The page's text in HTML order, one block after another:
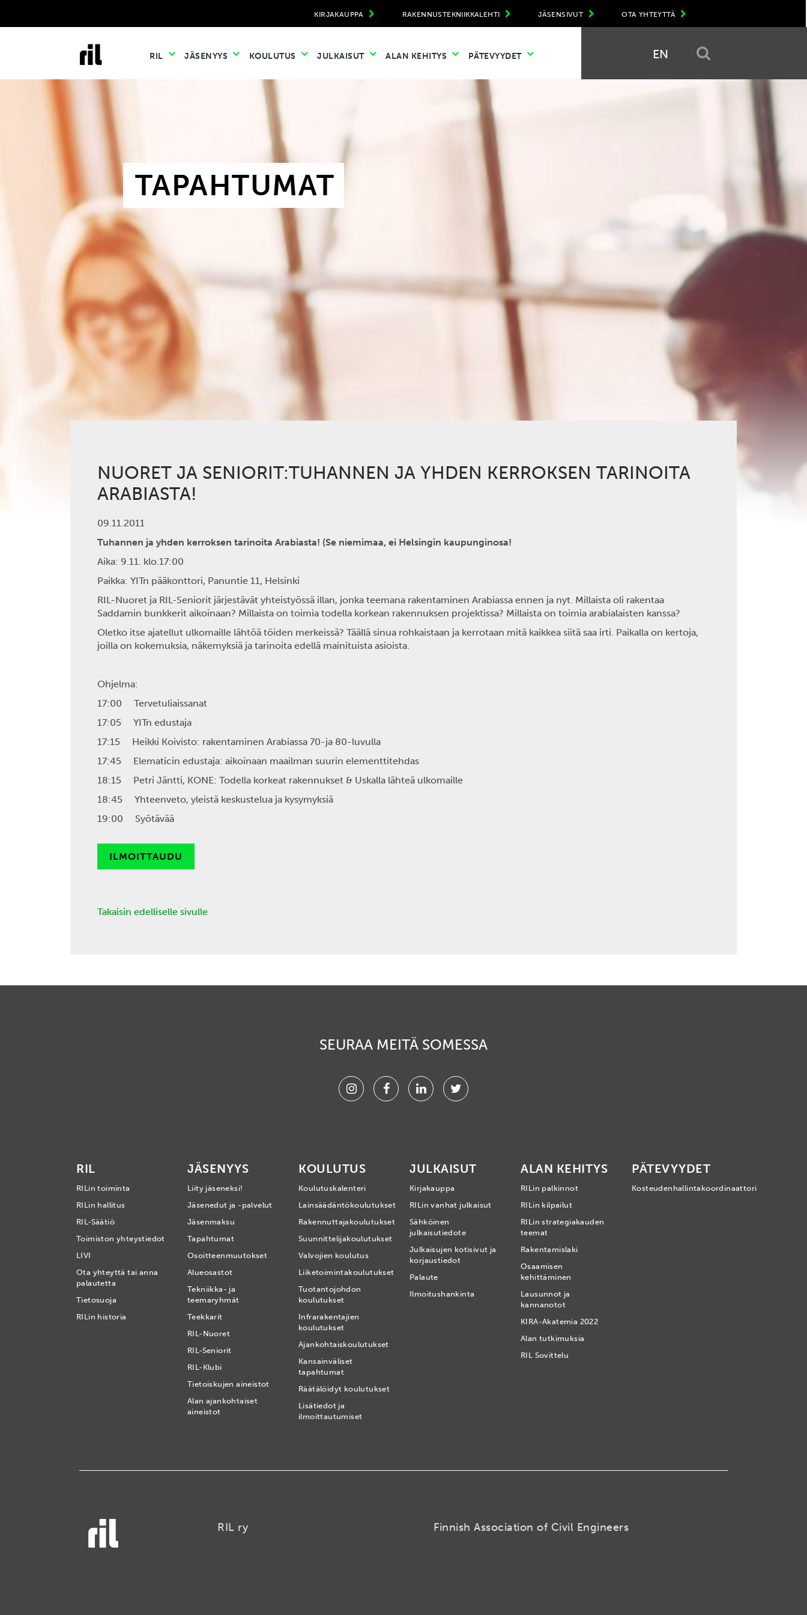
OTA YHTEYTTÄ
JÄSENSIVUT
RAKENNUSTEKNIIKKALEHTI
KIRJAKAUPPA
RIL JÄSENYYS KOULUTUS JULKAISUT ALAN KEHITYS PÄTEVYYDET EN
TAPAHTUMAT
NUORET JA SENIORIT:TUHANNEN JA YHDEN KERROKSEN TARINOITA
ARABIASTA!
09.11.2011
Tuhannen ja yhden kerroksen tarinoita Arabiasta! (Se niemimaa, ei Helsingin kaupunginosa!
Aika: 9.11. klo.17:00
Paikka: YITn pääkonttori, Panuntie 11, Helsinki
RIL-Nuoret ja RIL-Seniorit järjestävät yhteistyössä illan, jonka teemana rakentaminen Arabiassa ennen ja nyt. Millaista oli rakentaa
Saddamin bunkkerit aikoinaan? Millaista on toimia todella korkean rakennuksen projektissa? Millaista on toimia arabialaisten kanssa?
Oletko itse ajatellut ulkomaille lähtöä töiden merkeissä? Täällä sinua rohkaistaan ja kerrotaan mitä kaikkea siitä saa irti. Paikalla on kertoja,
joilla on kokemuksia, näkemyksiä ja tarinoita edellä mainituista asioista.
Ohjelma:
17:00 Tervetuliaissanat
17:05 YITn edustaja
17:15 Heikki Koivisto: rakentaminen Arabiassa 70-ja 80-luvulla
17:45 Elematicin edustaja: aikoinaan maailman suurin elementtitehdas
18:15 Petri Jäntti, KONE: Todella korkeat rakennukset & Uskalla lähteä ulkomaille
18:45 Yhteenveto, yleistä keskustelua ja kysymyksiä
19:00 Syötävää
ILMOITTAUDU
Takaisin edelliselle sivulle
SEURAA MEITÄ SOMESSA
InstagramFacebookLinkedinTwitter
RIL
RILin toiminta
RILin hallitus
RIL-Säätiö
Toimiston yhteystiedot
LIVI
Ota yhteyttä tai anna
palautetta
Tietosuoja
RILin historia
JÄSENYYS
Liity jäseneksi!
Jäsenedut ja -palvelut
Jäsenmaksu
Tapahtumat
Osoitteenmuutokset
Alueosastot
Tekniikka- ja
teemaryhmät
Teekkarit
RIL-Nuoret
RIL-Seniorit
RIL-Klubi
Tietoiskujen aineistot
Alan ajankohtaiset
aineistot
KOULUTUS
Koulutuskalenteri
Lainsäädäntökoulutukset
Rakennuttajakoulutukset
Suunnittelijakoulutukset
Valvojien koulutus
Liiketoimintakoulutukset
Tuotantojohdon
koulutukset
Infrarakentajien
koulutukset
Ajankohtaiskoulutukset
Kansainväliset
tapahtumat
Räätälöidyt koulutukset
Lisätiedot ja
ilmoittautumiset
JULKAISUT
Kirjakauppa
RILin vanhat julkaisut
Sähköinen
julkaisutiedote
Julkaisujen kotisivut ja
korjaustiedot
Palaute
Ilmoitushankinta
ALAN KEHITYS
RILin palkinnot
RILin kilpailut
RILin strategiakauden
teemat
Rakentamislaki
Osaamisen
kehittäminen
Lausunnot ja
kannanotot
KIRA-Akatemia 2022
Alan tutkimuksia
RIL Sovittelu
PÄTEVYYDET
Kosteudenhallintakoordinaattori
RIL ry Finnish Association of Civil Engineers